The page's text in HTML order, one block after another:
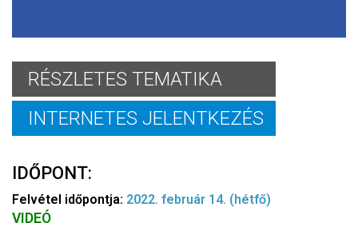
RÉSZLETES TEMATIKA
INTERNETES JELENTKEZÉS
IDŐPONT:
Felvétel időpontja: 2022. február 14. (hétfő)
VIDEÓ